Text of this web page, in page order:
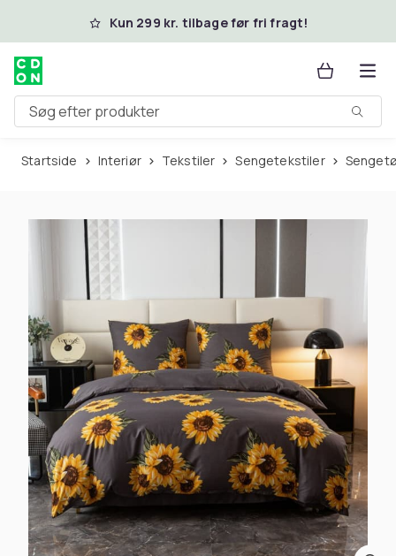
Spring til hovedindhold
Kun 299 kr. tilbage før fri fragt!
Søg efter produkter
Startside Interiør Tekstiler Sengetekstiler